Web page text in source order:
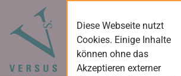
Diese Webseite nutzt
Cookies. Einige Inhalte
können ohne das
Akzeptieren externer